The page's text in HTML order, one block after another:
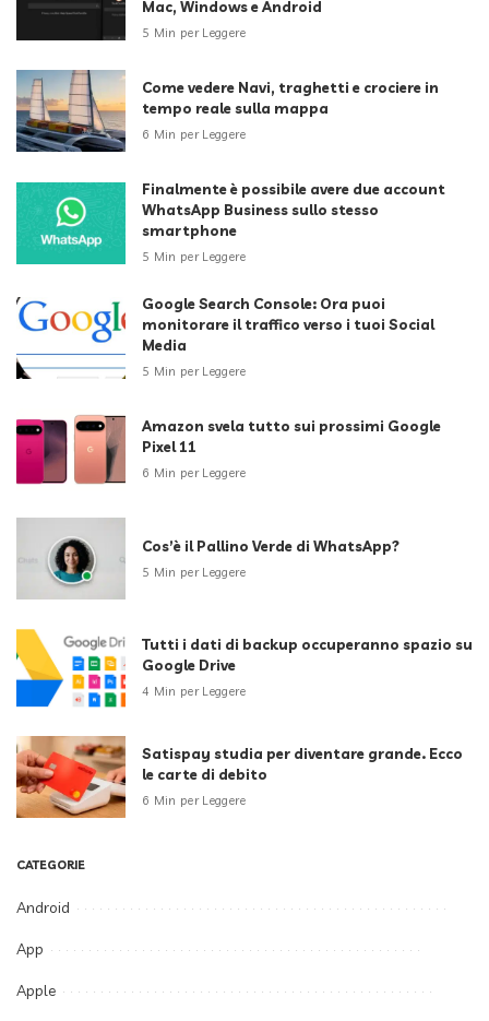
Mac, Windows e Android
5 Min per Leggere
Come vedere Navi, traghetti e crociere in
tempo reale sulla mappa
6 Min per Leggere
Finalmente è possibile avere due account
WhatsApp Business sullo stesso
smartphone
5 Min per Leggere
Google Search Console: Ora puoi
monitorare il traffico verso i tuoi Social
Media
5 Min per Leggere
Amazon svela tutto sui prossimi Google
Pixel 11
6 Min per Leggere
Cos’è il Pallino Verde di WhatsApp?
5 Min per Leggere
Tutti i dati di backup occuperanno spazio su
Google Drive
4 Min per Leggere
Satispay studia per diventare grande. Ecco
le carte di debito
6 Min per Leggere
CATEGORIE
Android
App
Apple